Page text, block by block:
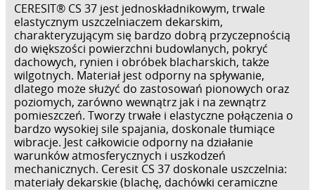
CERESIT® CS 37 jest jednoskładnikowym, trwale
elastycznym uszczelniaczem dekarskim,
charakteryzującym się bardzo dobrą przyczepnością
do większości powierzchni budowlanych, pokryć
dachowych, rynien i obróbek blacharskich, także
wilgotnych. Materiał jest odporny na spływanie,
dlatego może służyć do zastosowań pionowych oraz
poziomych, zarówno wewnątrz jak i na zewnątrz
pomieszczeń. Tworzy trwałe i elastyczne połączenia o
bardzo wysokiej sile spajania, doskonale tłumiące
wibracje. Jest całkowicie odporny na działanie
warunków atmosferycznych i uszkodzeń
mechanicznych. Ceresit CS 37 doskonale uszczelnia:
materiały dekarskie (blachę, dachówki ceramiczne